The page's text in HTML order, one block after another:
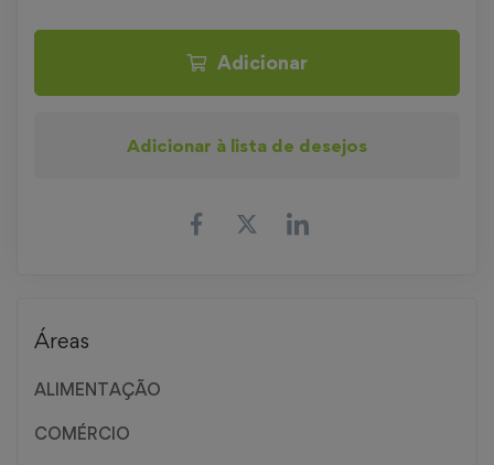
Adicionar
Adicionar à lista de desejos
Áreas
ALIMENTAÇÃO
COMÉRCIO